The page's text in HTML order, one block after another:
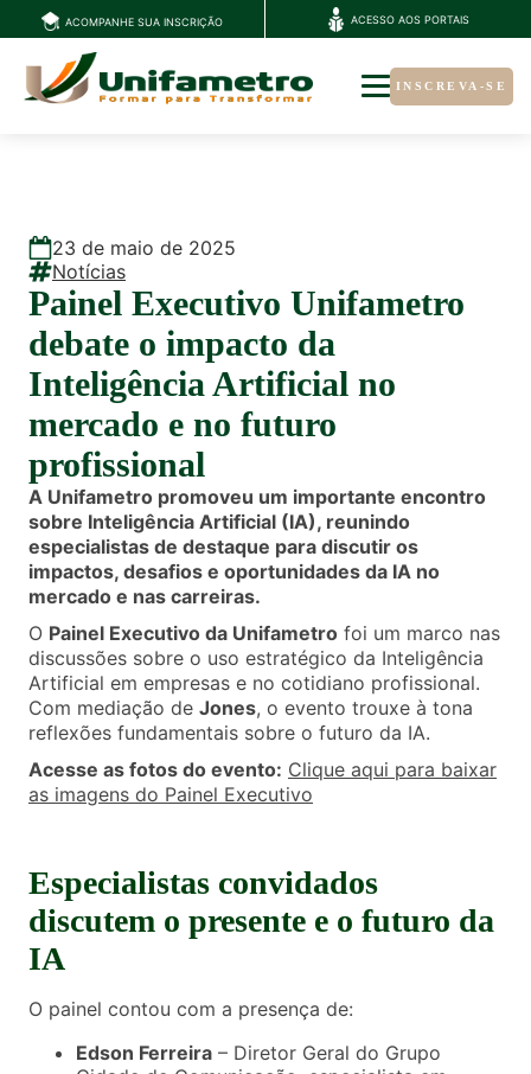
ACOMPANHE SUA INSCRIÇÃO ACESSO AOS PORTAIS
INSCREVA-SE
23 de maio de 2025
Notícias
Painel Executivo Unifametro
debate o impacto da
Inteligência Artificial no
mercado e no futuro
profissional
A Unifametro promoveu um importante encontro
sobre Inteligência Artificial (IA), reunindo
especialistas de destaque para discutir os
impactos, desafios e oportunidades da IA no
mercado e nas carreiras.
O Painel Executivo da Unifametro foi um marco nas
discussões sobre o uso estratégico da Inteligência
Artificial em empresas e no cotidiano profissional.
Com mediação de Jones, o evento trouxe à tona
reflexões fundamentais sobre o futuro da IA.
Acesse as fotos do evento: Clique aqui para baixar
as imagens do Painel Executivo
Especialistas convidados
discutem o presente e o futuro da
IA
O painel contou com a presença de:
Edson Ferreira – Diretor Geral do Grupo